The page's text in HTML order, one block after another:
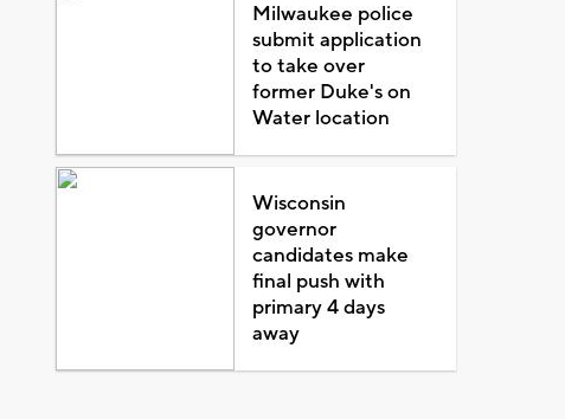
Milwaukee police
submit application
to take over
former Duke's on
Water location
Wisconsin
governor
candidates make
final push with
primary 4 days
away